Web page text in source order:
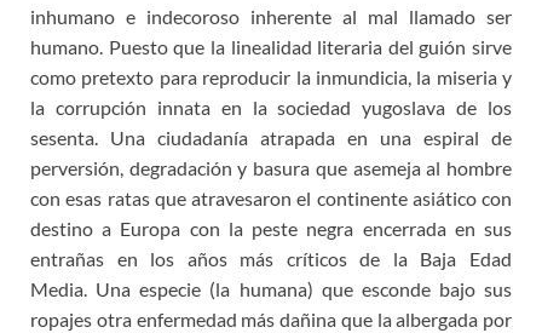
inhumano e indecoroso inherente al mal llamado ser
humano. Puesto que la linealidad literaria del guión sirve
como pretexto para reproducir la inmundicia, la miseria y
la corrupción innata en la sociedad yugoslava de los
sesenta. Una ciudadanía atrapada en una espiral de
perversión, degradación y basura que asemeja al hombre
con esas ratas que atravesaron el continente asiático con
destino a Europa con la peste negra encerrada en sus
entrañas en los años más críticos de la Baja Edad
Media. Una especie (la humana) que esconde bajo sus
ropajes otra enfermedad más dañina que la albergada por